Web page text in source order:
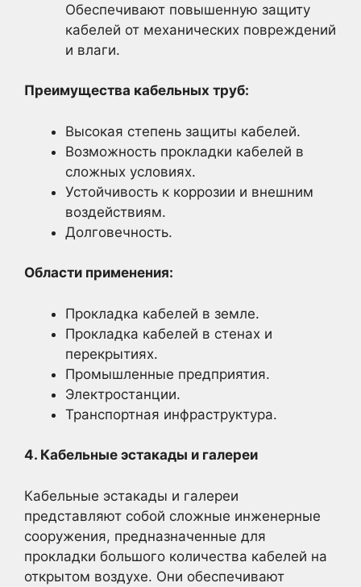
Обеспечивают повышенную защиту
кабелей от механических повреждений
и влаги.
Преимущества кабельных труб:
Высокая степень защиты кабелей.
Возможность прокладки кабелей в
сложных условиях.
Устойчивость к коррозии и внешним
воздействиям.
Долговечность.
Области применения:
Прокладка кабелей в земле.
Прокладка кабелей в стенах и
перекрытиях.
Промышленные предприятия.
Электростанции.
Транспортная инфраструктура.
4. Кабельные эстакады и галереи
Кабельные эстакады и галереи
представляют собой сложные инженерные
сооружения, предназначенные для
прокладки большого количества кабелей на
открытом воздухе. Они обеспечивают